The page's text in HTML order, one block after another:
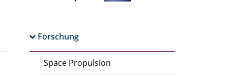
Forschung
Space Propulsion